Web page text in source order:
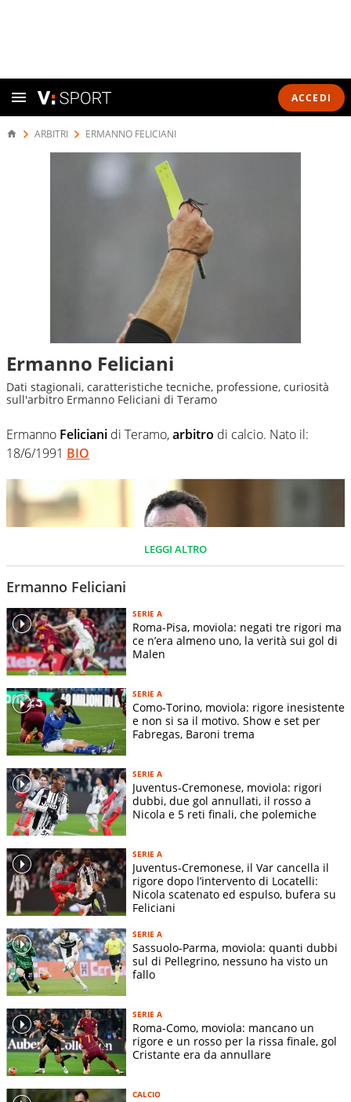
ACCEDI
ARBITRI ERMANNO FELICIANI
Ermanno Feliciani
Dati stagionali, caratteristiche tecniche, professione, curiosità
sull'arbitro Ermanno Feliciani di Teramo
Ermanno Feliciani di Teramo,arbitro di calcio. Nato il:
18/6/1991 BIO
ANSA
LEGGI ALTRO
Ermanno Feliciani
SERIE A
Roma-Pisa, moviola: negati tre rigori ma
ce n’era almeno uno, la verità sui gol di
Malen
SERIE A
Como-Torino, moviola: rigore inesistente
e non si sa il motivo. Show e set per
Fabregas, Baroni trema
SERIE A
Juventus-Cremonese, moviola: rigori
dubbi, due gol annullati, il rosso a
Nicola e 5 reti finali, che polemiche
SERIE A
Juventus-Cremonese, il Var cancella il
rigore dopo l’intervento di Locatelli:
Nicola scatenato ed espulso, bufera su
Feliciani
SERIE A
Sassuolo-Parma, moviola: quanti dubbi
sul di Pellegrino, nessuno ha visto un
fallo
SERIE A
Roma-Como, moviola: mancano un
rigore e un rosso per la rissa finale, gol
Cristante era da annullare
CALCIO